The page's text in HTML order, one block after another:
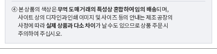
④ 본 상품의 색상은무역 도매 거래의 특성상 혼합하여 임의 배송되며,
사이트 상의 디자인과 인쇄 이미지 및 사이즈 등의 안내는 제조 공장의
사정에 따라실제 상품과 다소 차이가 날 수도 있으므로 상품 주문 시
주의하여 주십시오.